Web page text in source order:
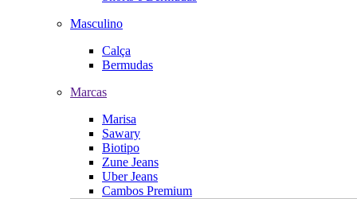
Masculino
Calça
Bermudas
Marcas
Marisa
Sawary
Biotipo
Zune Jeans
Uber Jeans
Cambos Premium